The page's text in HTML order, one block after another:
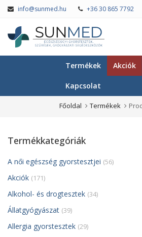
info@sunmed.hu +36 30 865 7792
Termékek Akciók
Kapcsolat
Főoldal Termékek
Termékkategóriák
A női egészség gyorstesztjei (56)
Akciók (171)
Alkohol- és drogtesztek (34)
Állatgyógyászat (39)
Allergia gyorstesztek (29)